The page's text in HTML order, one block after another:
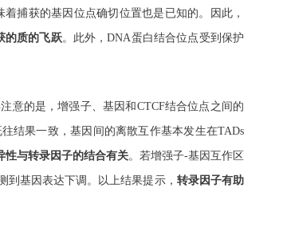
捕获的基因位点确切位置也是已知的。因此，
的质的飞跃。此外，DNA蛋白结合位点受到保护
意的是，增强子、基因和CTCF结合位点之间的
结果一致，基因间的离散互作基本发生在TADs
性与转录因子的结合有关。若增强子-基因互作区
基因表达下调。以上结果提示， 转录因子有助